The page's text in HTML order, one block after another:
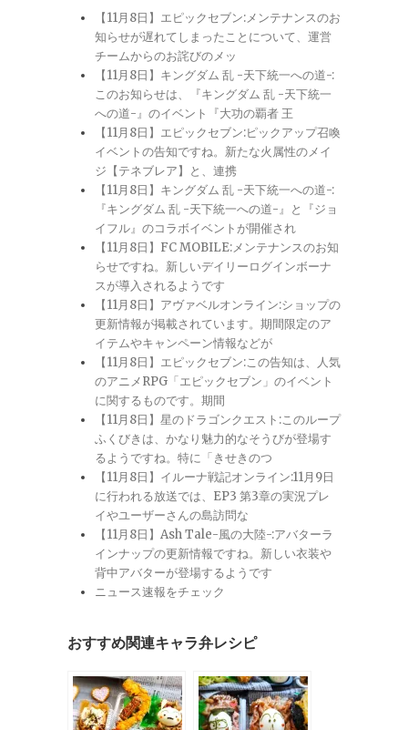
【11月8日】エピックセブン:メンテナンスのお
知らせが遅れてしまったことについて、運営
チームからのお詫びのメッ
【11月8日】キングダム 乱 -天下統一への道-:
このお知らせは、『キングダム 乱 -天下統一
への道-』のイベント『大功の覇者 王
【11月8日】エピックセブン:ピックアップ召喚
イベントの告知ですね。新たな火属性のメイ
ジ【テネブレア】と、連携
【11月8日】キングダム 乱 -天下統一への道-:
『キングダム 乱 -天下統一への道-』と『ジョ
イフル』のコラボイベントが開催され
【11月8日】FC MOBILE:メンテナンスのお知
らせですね。新しいデイリーログインボーナ
スが導入されるようです
【11月8日】アヴァベルオンライン:ショップの
更新情報が掲載されています。期間限定のア
イテムやキャンペーン情報などが
【11月8日】エピックセブン:この告知は、人気
のアニメRPG「エピックセブン」のイベント
に関するものです。期間
【11月8日】星のドラゴンクエスト:このループ
ふくびきは、かなり魅力的なそうびが登場す
るようですね。特に「きせきのつ
【11月8日】イルーナ戦記オンライン:11月9日
に行われる放送では、EP3 第3章の実況プレ
イやユーザーさんの島訪問な
【11月8日】Ash Tale-風の大陸-:アバターラ
インナップの更新情報ですね。新しい衣装や
背中アバターが登場するようです
ニュース速報をチェック
おすすめ関連キャラ弁レシピ